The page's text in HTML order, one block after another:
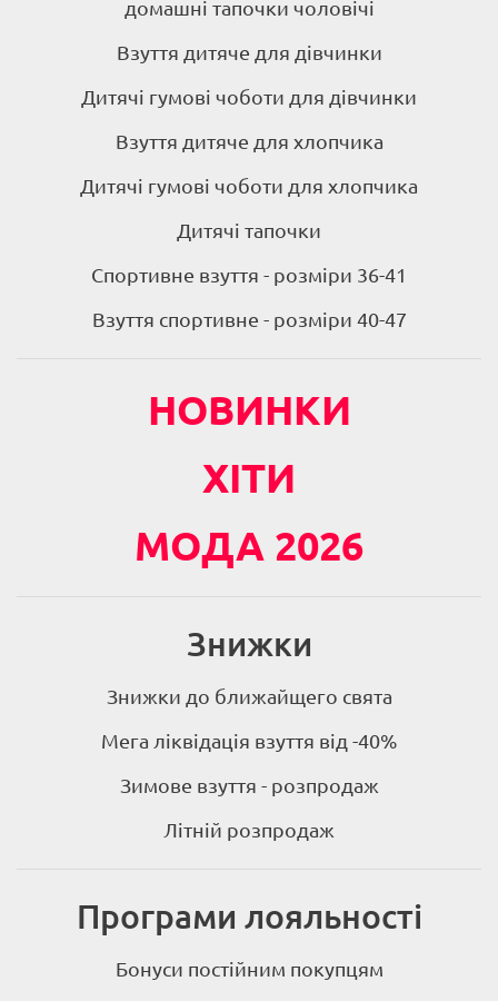
домашні тапочки чоловічі
Взуття дитяче для дівчинки
Дитячі гумові чоботи для дівчинки
Взуття дитяче для хлопчика
Дитячі гумові чоботи для хлопчика
Дитячі тапочки
Спортивне взуття - розміри 36-41
Взуття спортивне - розміри 40-47
НОВИНКИ
ХІТИ
МОДА 2026
Знижки
Знижки до ближайщего свята
Мега ліквідація взуття від -40%
Зимове взуття - розпродаж
Літній розпродаж
Програми лояльності
Бонуси постійним покупцям